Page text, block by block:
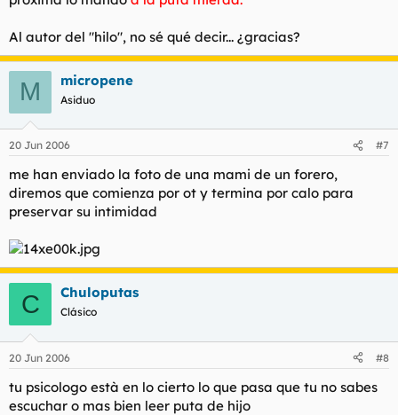
Al autor del "hilo", no sé qué decir... ¿gracias?
M micropene
Asiduo
20 Jun 2006 #7
me han enviado la foto de una mami de un forero,
diremos que comienza por ot y termina por calo para
preservar su intimidad
C Chuloputas
Clásico
20 Jun 2006 #8
tu psicologo està en lo cierto lo que pasa que tu no sabes
escuchar o mas bien leer puta de hijo